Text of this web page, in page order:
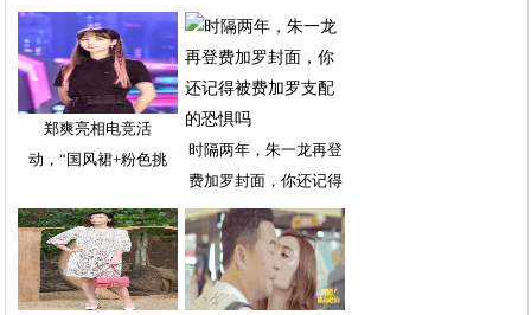
郑爽亮相电竞活
动，“国风裙+粉色挑
时隔两年，朱一龙再登
费加罗封面，你还记得